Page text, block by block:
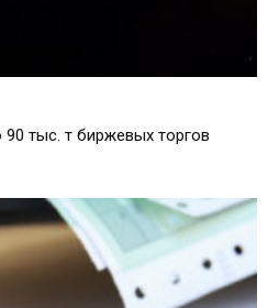
тыс. т биржевых торгов